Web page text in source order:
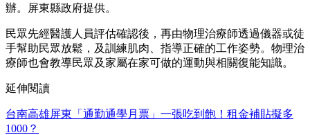
辦。屏東縣政府提供。
民眾先經醫護人員評估確認後，再由物理治療師透過儀器或徒
手幫助民眾放鬆，及訓練肌肉、指導正確的工作姿勢。物理治
療師也會教導民眾及家屬在家可做的運動與相關復能知識。
延伸閱讀
台南高雄屏東「通勤通學月票」一張吃到飽！租金補貼擬多
1000？